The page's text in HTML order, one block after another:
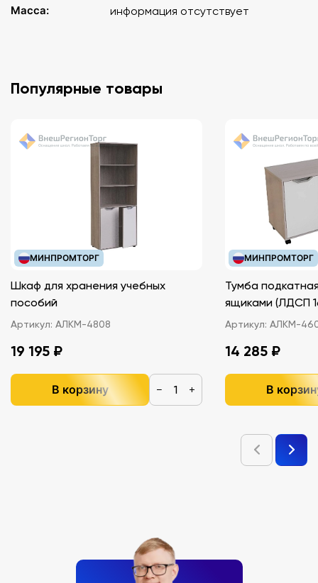
Масса: информация отсутствует
Популярные товары
МИНПРОМТОРГ
Шкаф для хранения учебных
пособий
Артикул: АЛКМ-4808
19 195 ₽
В корзину − +
МИНПРОМТОРГ
Тумба
ящиками
Артикул: АЛКМ-
14 285 ₽
В